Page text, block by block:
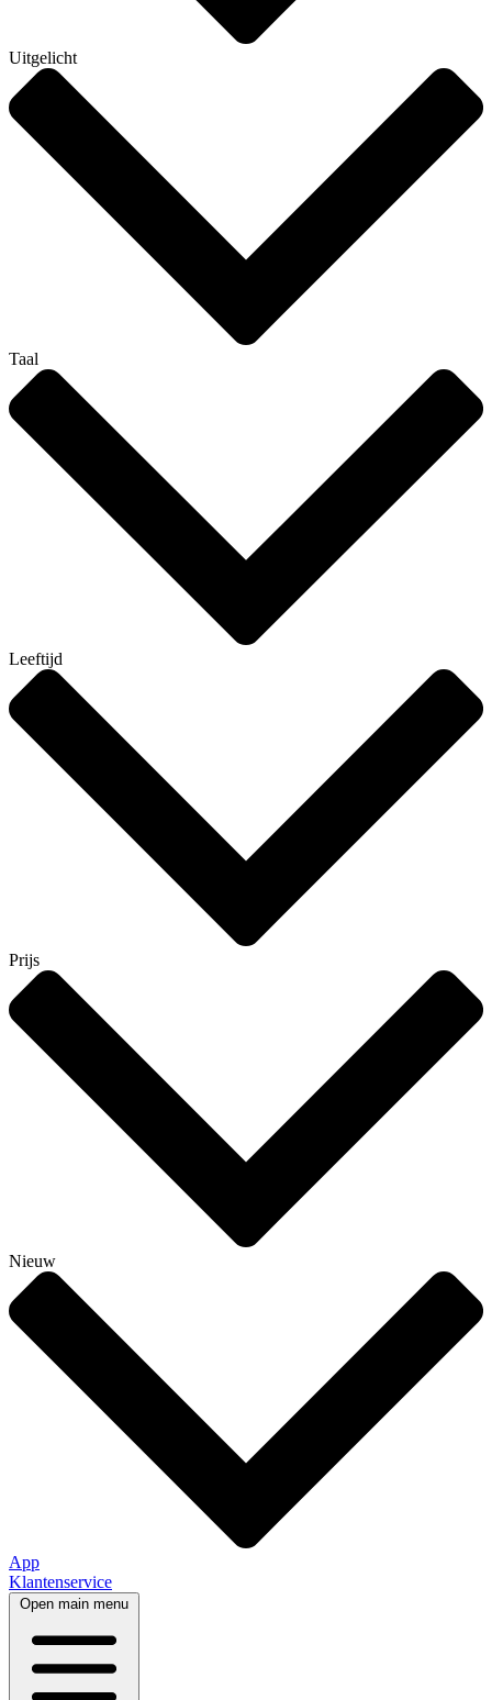
Uitgelicht
Taal
Leeftijd
Prijs
Nieuw
App
Klantenservice
Open main menu